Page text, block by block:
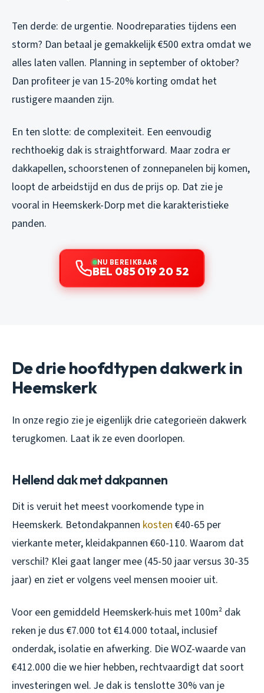
Ten derde: de urgentie. Noodreparaties tijdens een
storm? Dan betaal je gemakkelijk €500 extra omdat we
alles laten vallen. Planning in september of oktober?
Dan profiteer je van 15-20% korting omdat het
rustigere maanden zijn.
En ten slotte: de complexiteit. Een eenvoudig
rechthoekig dak is straightforward. Maar zodra er
dakkapellen, schoorstenen of zonnepanelen bij komen,
loopt de arbeidstijd en dus de prijs op. Dat zie je
vooral in Heemskerk-Dorp met die karakteristieke
panden.
NU BEREIKBAAR
BEL 085 019 20 52
De drie hoofdtypen dakwerk in
Heemskerk
In onze regio zie je eigenlijk drie categorieën dakwerk
terugkomen. Laat ik ze even doorlopen.
Hellend dak met dakpannen
Dit is veruit het meest voorkomende type in
Heemskerk. Betondakpannen kosten €40-65 per
vierkante meter, kleidakpannen €60-110. Waarom dat
verschil? Klei gaat langer mee (45-50 jaar versus 30-35
jaar) en ziet er volgens veel mensen mooier uit.
Voor een gemiddeld Heemskerk-huis met 100m² dak
reken je dus €7.000 tot €14.000 totaal, inclusief
onderdak, isolatie en afwerking. Die WOZ-waarde van
€412.000 die we hier hebben, rechtvaardigt dat soort
investeringen wel. Je dak is tenslotte 30% van je